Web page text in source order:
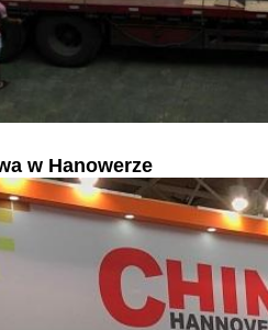
w Hanowerze